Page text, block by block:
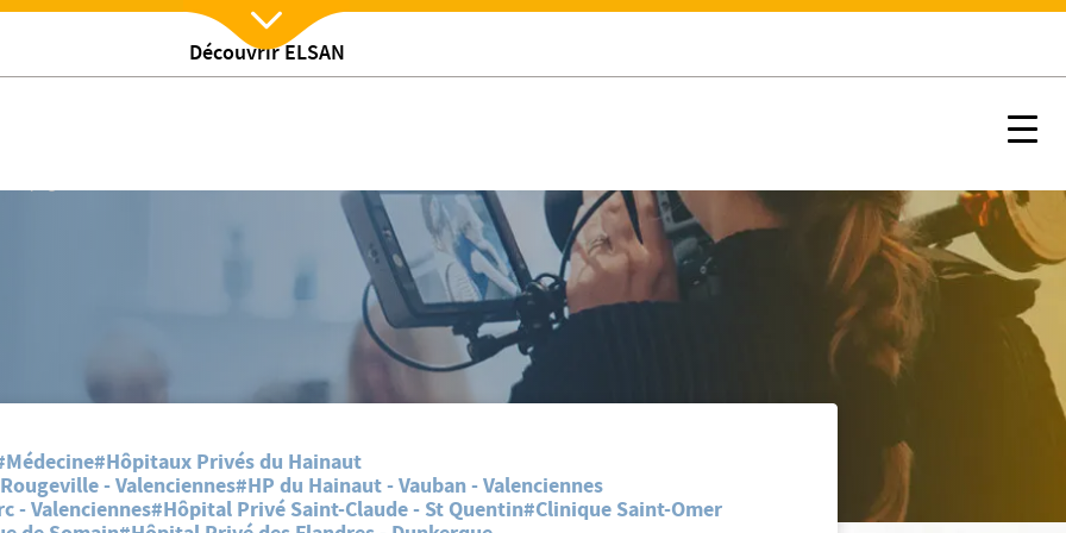
Découvrir ELSAN
Nx:Afficher menu
de sensibilisation Mars Bleu 2020
#Hôpitaux Privés du Hainaut
- Valenciennes#HP du Hainaut - Vauban - Valenciennes
- Valenciennes#Hôpital Privé Saint-Claude - St Quentin#Clinique Saint-Omer